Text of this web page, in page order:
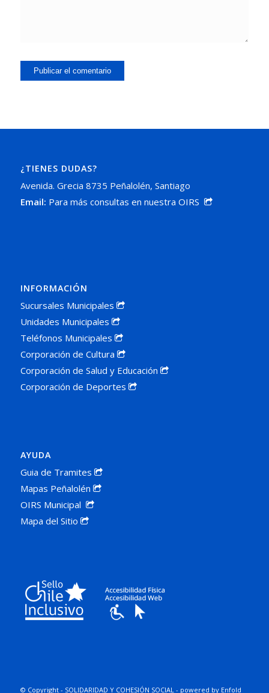
¿TIENES DUDAS?
Avenida. Grecia 8735 Peñalolén, Santiago
Email: Para más consultas en nuestra OIRS
INFORMACIÓN
Sucursales Municipales
Unidades Municipales
Teléfonos Municipales
Corporación de Cultura
Corporación de Salud y Educación
Corporación de Deportes
AYUDA
Guia de Tramites
Mapas Peñalolén
OIRS Municipal
Mapa del Sitio
© Copyright - SOLIDARIDAD Y COHESIÓN SOCIAL- powered by Enfold